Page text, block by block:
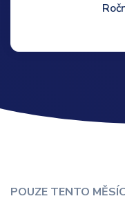
POUZE TENTO MĚSÍC